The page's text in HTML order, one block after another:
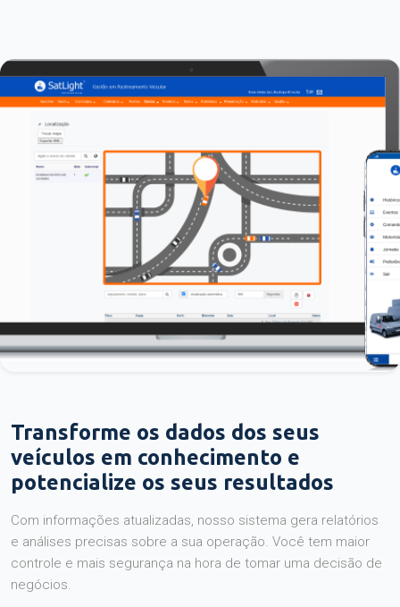
Transforme os dados dos seus
veículos em conhecimento e
potencialize os seus resultados
Com informações atualizadas, nosso sistema gera relatórios
e análises precisas sobre a sua operação. Você tem maior
controle e mais segurança na hora de tomar uma decisão de
negócios.